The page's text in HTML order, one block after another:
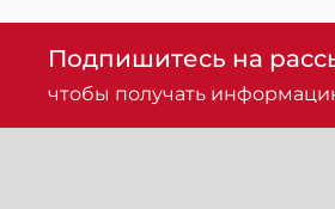
Подпишитесь на
чтобы получать